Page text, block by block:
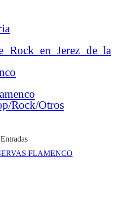
Rock en Jerez de la
Rock/Otros
Entradas
FLAMENCO